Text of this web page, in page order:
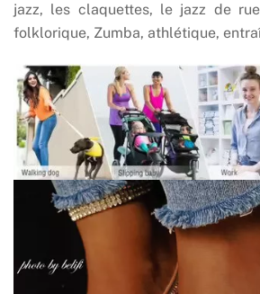
jazz, les claquettes, le jazz de
folklorique, Zumba, athlétique,